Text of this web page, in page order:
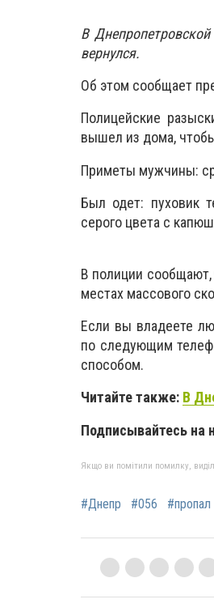
В
вернулся.
Об этом сообщает
Полицейские
вышел из дома,
Приметы мужчины:
Был одет: пуховик
серого цвета с
В полиции
местах массового
Если вы владеете
по следующим
способом.
Читайте также: В
Подписывайтесь на
Якщо ви помітили помилку,
#Днепр #056 #пропал